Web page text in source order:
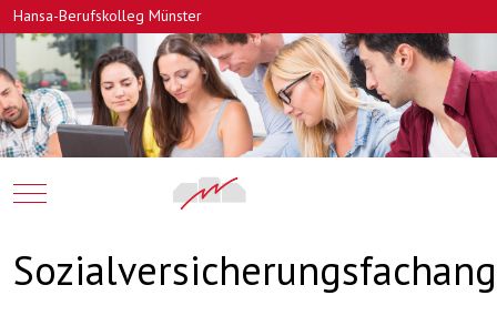
Hansa-Berufskolleg Münster
Mobile Menu Toggle